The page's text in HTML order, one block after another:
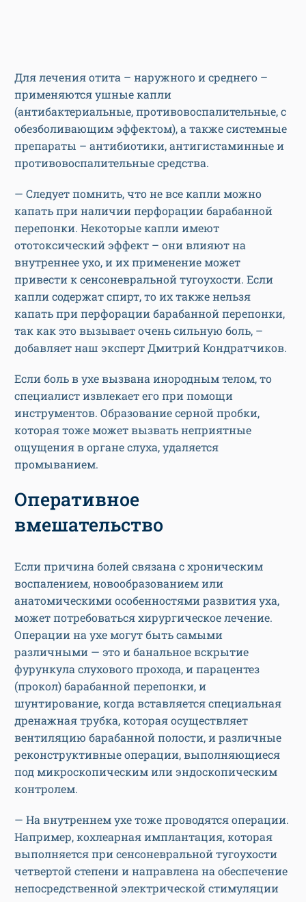
Для лечения отита – наружного и среднего –
применяются ушные капли
(антибактериальные, противовоспалительные, с
обезболивающим эффектом), а также системные
препараты – антибиотики, антигистаминные и
противовоспалительные средства.
— Следует помнить, что не все капли можно
капать при наличии перфорации барабанной
перепонки. Некоторые капли имеют
ототоксический эффект – они влияют на
внутреннее ухо, и их применение может
привести к сенсоневральной тугоухости. Если
капли содержат спирт, то их также нельзя
капать при перфорации барабанной перепонки,
так как это вызывает очень сильную боль, –
добавляет наш эксперт Дмитрий Кондратчиков.
Если боль в ухе вызвана инородным телом, то
специалист извлекает его при помощи
инструментов. Образование серной пробки,
которая тоже может вызвать неприятные
ощущения в органе слуха, удаляется
промыванием.
Оперативное
вмешательство
Если причина болей связана с хроническим
воспалением, новообразованием или
анатомическими особенностями развития уха,
может потребоваться хирургическое лечение.
Операции на ухе могут быть самыми
различными — это и банальное вскрытие
фурункула слухового прохода, и парацентез
(прокол) барабанной перепонки, и
шунтирование, когда вставляется специальная
дренажная трубка, которая осуществляет
вентиляцию барабанной полости, и различные
реконструктивные операции, выполняющиеся
под микроскопическим или эндоскопическим
контролем.
— На внутреннем ухе тоже проводятся операции.
Например, кохлеарная имплантация, которая
выполняется при сенсоневральной тугоухости
четвертой степени и направлена на обеспечение
непосредственной электрической стимуляции